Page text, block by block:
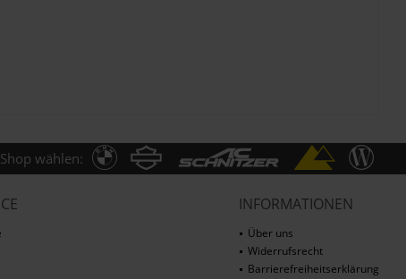
Shop wählen:
INFORMATIONEN
Über uns
Widerrufsrecht
Barrierefreiheitserklärung